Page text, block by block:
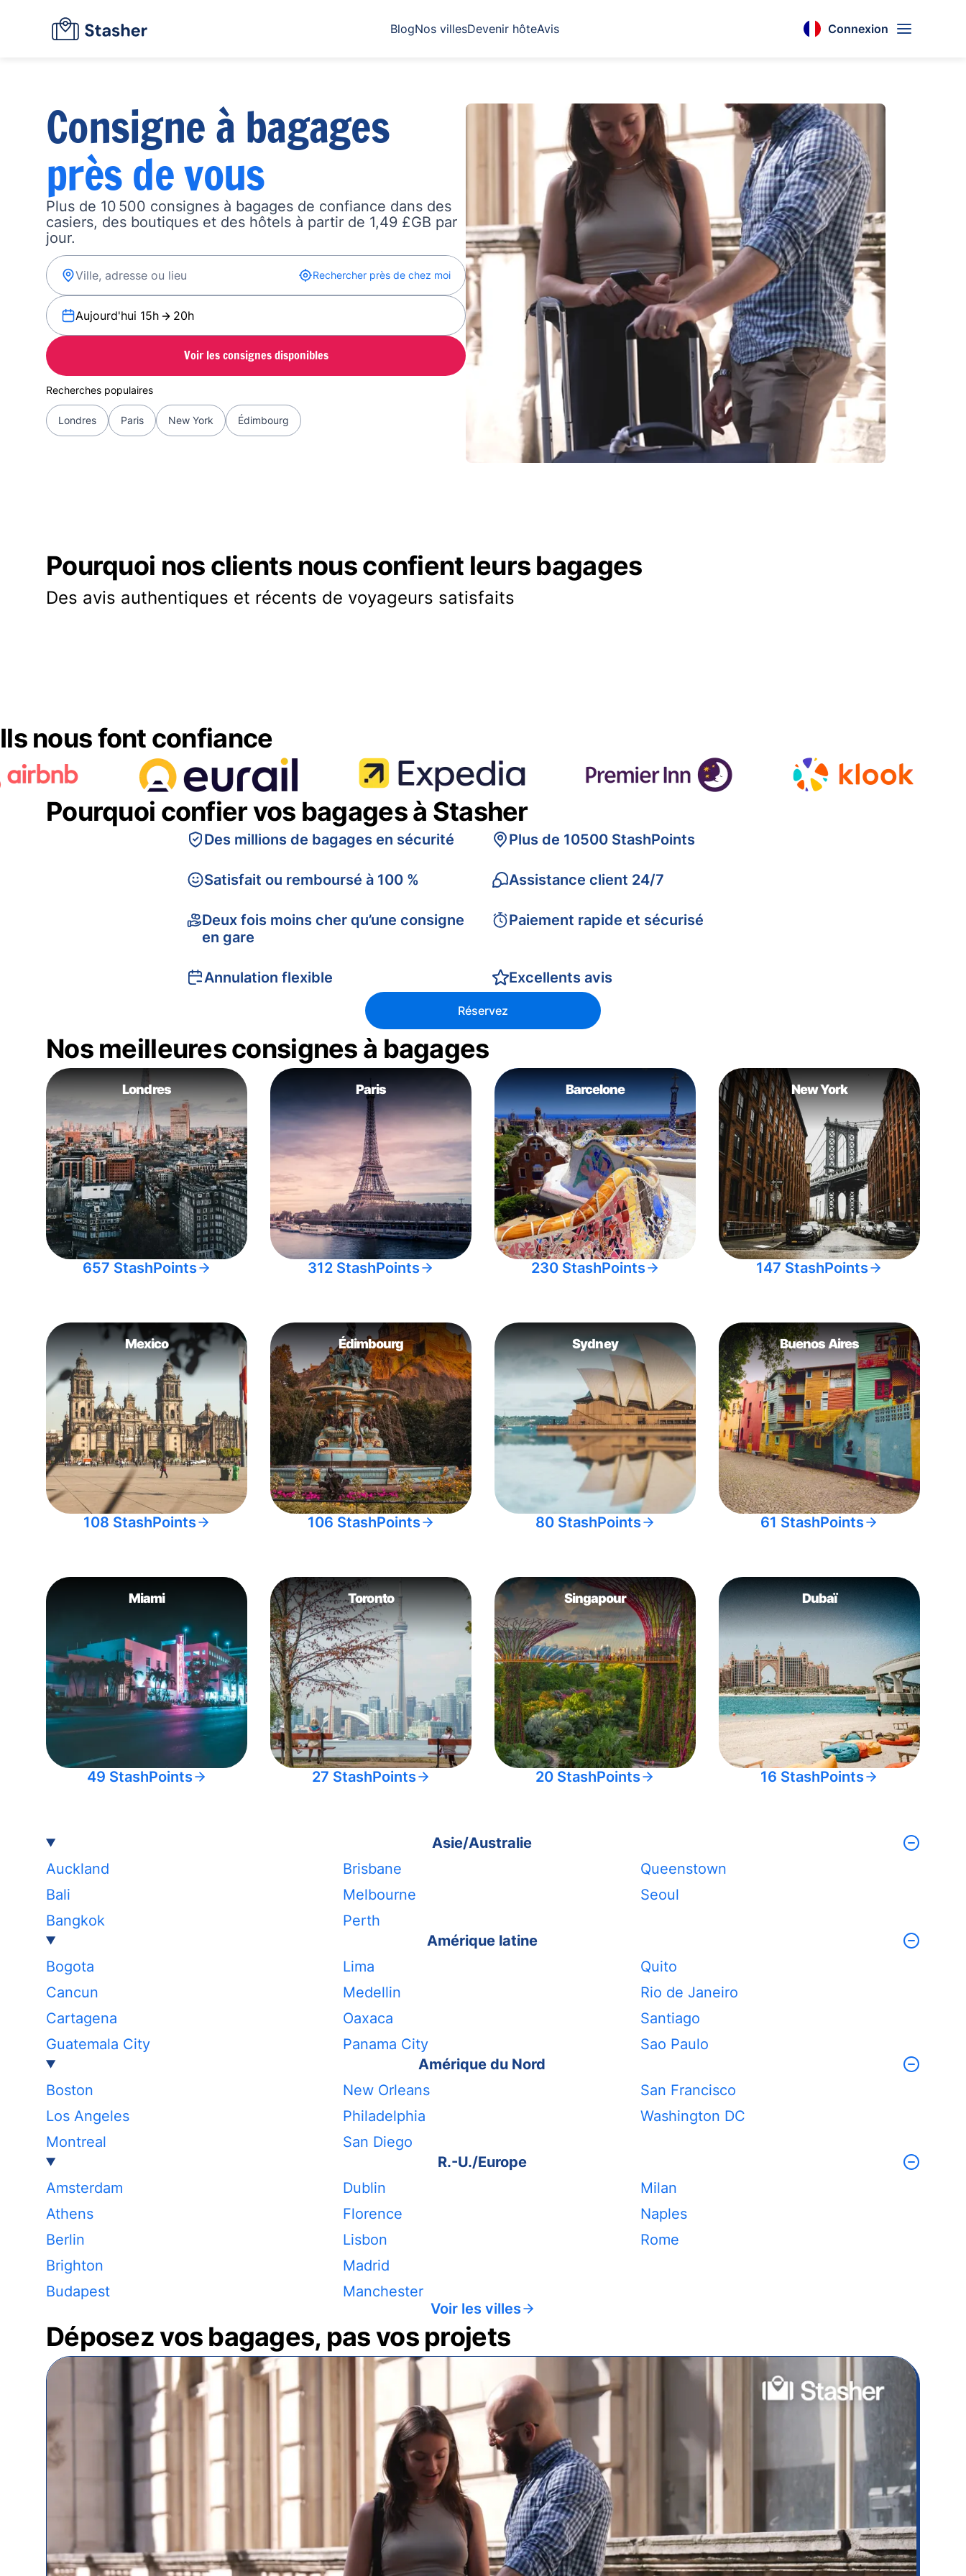
BlogNos villesDevenir hôteAvis Connexion
Consigne à bagages
près de vous
Plus de 10 500 consignes à bagages de confiance dans des
casiers, des boutiques et des hôtels à partir de 1,49 £GB par
jour.
Rechercher près de chez moi
Aujourd'hui 15h 20h
Voir les consignes disponibles
Recherches populaires
Londres Paris New York Édimbourg
Pourquoi nos clients nous confient leurs bagages
Des avis authentiques et récents de voyageurs satisfaits
Ils nous font confiance
Pourquoi confier vos bagages à Stasher
Des millions de bagages en sécurité
Satisfait ou remboursé à 100 %
Deux fois moins cher qu’une consigne
en gare
Annulation flexible
Plus de 10500 StashPoints
Assistance client 24/7
Paiement rapide et sécurisé
Excellents avis
Réservez
Nos meilleures consignes à bagages
Londres
657 StashPoints
Paris
312 StashPoints
Barcelone
230 StashPoints
New York
147 StashPoints
Mexico
108 StashPoints
Édimbourg
106 StashPoints
Sydney
80 StashPoints
Buenos Aires
61 StashPoints
Miami
49 StashPoints
Toronto
27 StashPoints
Singapour
20 StashPoints
Dubaï
16 StashPoints
Asie/Australie
Auckland
Bali
Bangkok
Brisbane
Melbourne
Perth
Queenstown
Seoul
Amérique latine
Bogota
Cancun
Cartagena
Guatemala City
Lima
Medellin
Oaxaca
Panama City
Quito
Rio de Janeiro
Santiago
Sao Paulo
Amérique du Nord
Boston
Los Angeles
Montreal
New Orleans
Philadelphia
San Diego
San Francisco
Washington DC
R.-U./Europe
Amsterdam
Athens
Berlin
Brighton
Budapest
Dublin
Florence
Lisbon
Madrid
Manchester
Milan
Naples
Rome
Voir les villes
Déposez vos bagages, pas vos projets